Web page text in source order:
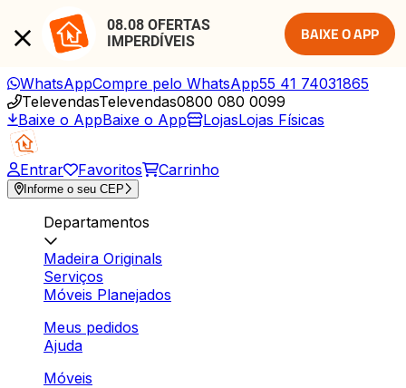
08.08 OFERTAS
IMPERDÍVEIS
BAIXE O APP
WhatsAppCompre pelo WhatsApp55 41 74031865
TelevendasTelevendas0800 080 0099
Baixe o AppBaixe o App LojasLojas Físicas
Entrar Favoritos Carrinho
Informe o seu CEP
Departamentos
Madeira Originals
Serviços
Móveis Planejados
Meus pedidos
Ajuda
Móveis